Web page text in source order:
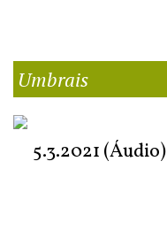
Umbrais
5.3.2021 (Áudio)